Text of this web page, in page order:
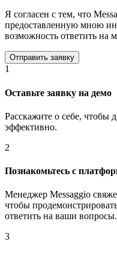
Я согласен с тем, что
предоставленную мною
возможность ответить на
1
Оставьте заявку на демо
Расскажите о себе, чтобы
эффективно.
2
Познакомьтесь с
Менеджер Messaggio
чтобы
ответить на ваши вопросы.
3